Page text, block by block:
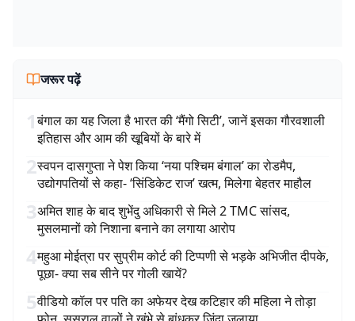
जरूर पढ़ें
1बंगाल का यह जिला है भारत की ‘मैंगो सिटी’, जानें इसका गौरवशाली
इतिहास और आम की खूबियों के बारे में
2स्वपन दासगुप्ता ने पेश किया ‘नया पश्चिम बंगाल’ का रोडमैप,
उद्योगपतियों से कहा- ‘सिंडिकेट राज’ खत्म, मिलेगा बेहतर माहौल
3अमित शाह के बाद शुभेंदु अधिकारी से मिले 2 TMC सांसद,
मुसलमानों को निशाना बनाने का लगाया आरोप
4महुआ मोईत्रा पर सुप्रीम कोर्ट की टिप्पणी से भड़के अभिजीत दीपके,
पूछा- क्या सब सीने पर गोली खायें?
5वीडियो कॉल पर पति का अफेयर देख कटिहार की महिला ने तोड़ा